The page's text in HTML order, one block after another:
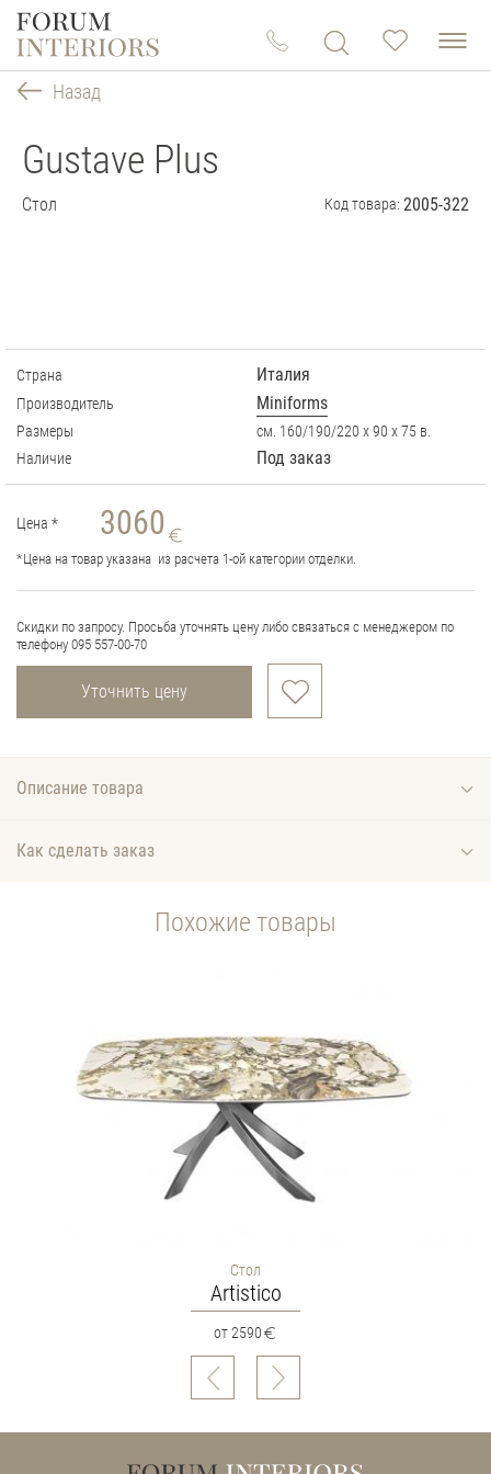
Назад
Gustave Plus
Стол Код товара: 2005-322
Страна Италия
Производитель Miniforms
Размеры
см. 160/190/220 х 90 х 75 в.
Наличие
Под заказ
Цена * 3060
*Цена на товар указана из расчета 1-ой категории отделки.
Скидки по запросу. Просьба уточнять цену либо связаться с менеджером по
телефону 095 557-00-70
Уточнить цену
Описание товара
Как сделать заказ
Похожие товары
Cтол
Artistico
от 2590